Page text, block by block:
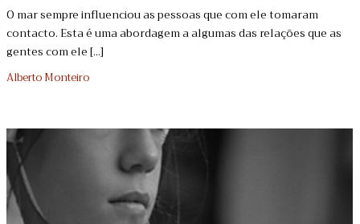
O mar sempre influenciou as pessoas que com ele tomaram
contacto. Esta é uma abordagem a algumas das relações que as
gentes com ele [...]
Alberto Monteiro